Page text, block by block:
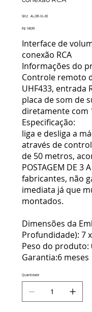
SKU:
SKU
DR-
AL-DR-VL-00
Preço
R$ 149,99
Interface de
conexão RCA
Informações do
Controle remoto
UHF433, entrada
placa de som de
diretamente com
Especificação:
liga e desliga a
através de
de 50 metros,
POSTAGEM DE 3
fabricantes, não
imediata já que
montados.
Dimensões da
Profundidade): 7
Peso do produto:
Garantia:6 meses
Quantidade